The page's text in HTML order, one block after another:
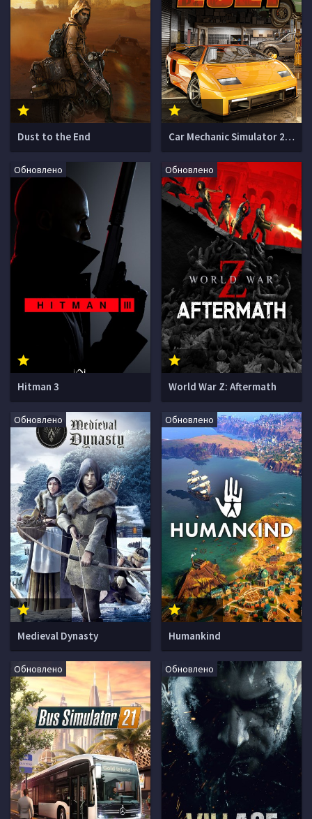
Dust to the End Car Mechanic Simulator 2021
Обновлено
Hitman 3
Обновлено
World War Z: Aftermath
Обновлено
Medieval Dynasty
Обновлено
Humankind
Обновлено Обновлено